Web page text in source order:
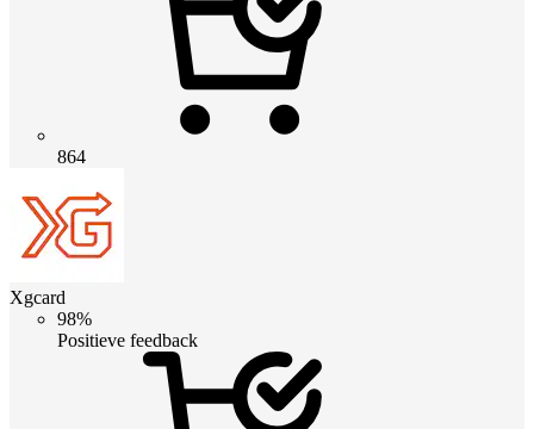
864
Xgcard
98%
Positieve feedback